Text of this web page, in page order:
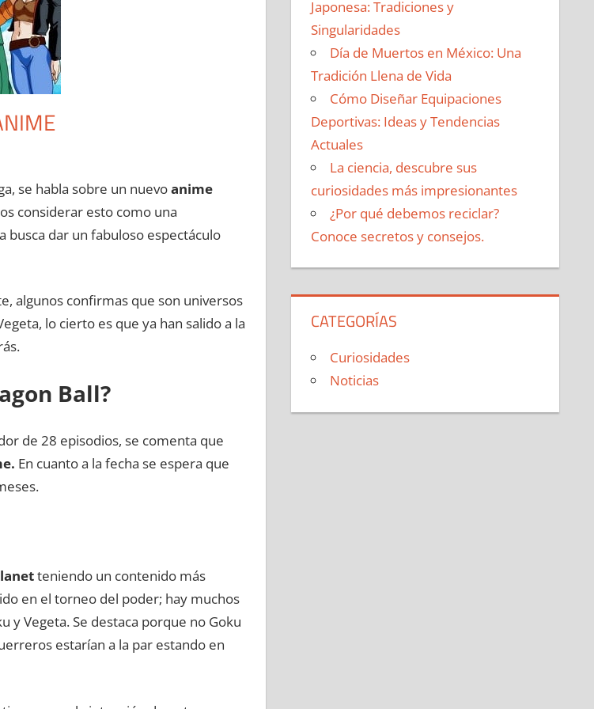
se habla sobre un nuevoanime
considerar esto como una
busca dar un fabuloso espectáculo
algunos confirmas que son universos
lo cierto es que ya han salido a la
Ball?
de 28 episodios, se comenta que
En cuanto a la fecha se espera que
teniendo un contenido más
en el torneo del poder; hay muchos
y Vegeta. Se destaca porque no Goku
estarían a la par estando en
Japonesa: Tradiciones y
Singularidades
Día de Muertos en México: Una
Tradición Llena de Vida
Cómo Diseñar Equipaciones
Deportivas: Ideas y Tendencias
Actuales
La ciencia, descubre sus
curiosidades más impresionantes
¿Por qué debemos reciclar?
Conoce secretos y consejos.
CATEGORÍAS
Curiosidades
Noticias